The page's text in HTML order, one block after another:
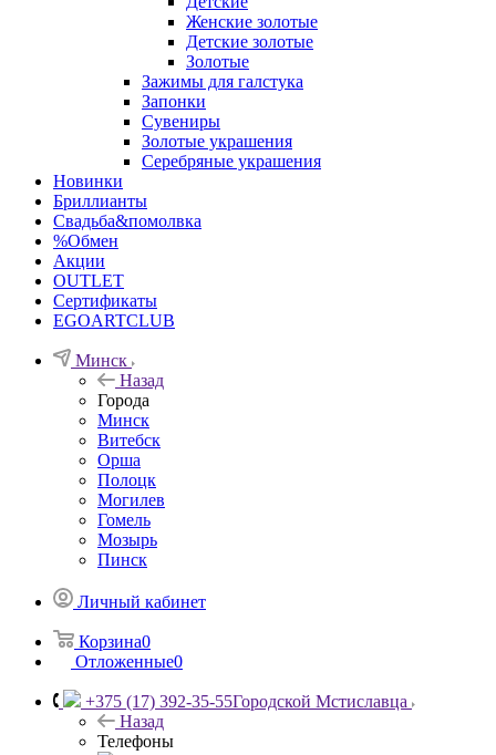
Женские золотые
Детские золотые
Золотые
Зажимы для галстука
Запонки
Сувениры
Золотые украшения
Серебряные украшения
Новинки
Бриллианты
Свадьба&помолвка
%Обмен
Акции
OUTLET
Сертификаты
EGOARTCLUB
Минск
Назад
Города
Минск
Витебск
Орша
Полоцк
Могилев
Гомель
Мозырь
Пинск
Личный кабинет
Корзина0
Отложенные0
+375 (17) 392-35-55Городской Мстиславца
Назад
Телефоны